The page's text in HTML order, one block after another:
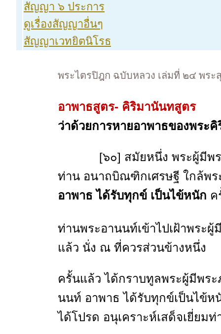
สัญญา ๖ ประการ
ดูเรื่องสัญญาอื่นๆ
สัญญาเวทยิตนิโรธ
พระไตรปิฎก ฉบับหลวง เล่มที่ ๒๔ พร
อาพาธสูตร- คิริมานันทสูตร
ว่าด้วยการหายอาพาธของพระ
[๖๐] สมัยหนึ่ง พระผู้มีพระภ
ท่าน อนาถบิณฑิกเศรษฐี ใกล้พ
อาพาธ ได้รับทุกข์ เป็นไข้หนัก ค
ท่านพระอานนท์เข้าไปเฝ้าพระ
แล้ว นั่ง ณ ที่ควรส่วนข้างหนึ่ง
ครั้นแล้ว ได้กราบทูลพระผู้มีพร
นนท์ อาพาธ ได้รับทุกข์เป็นไข้ห
ได้โปรด อนุเคราะห์เสด็จเยี่ยม